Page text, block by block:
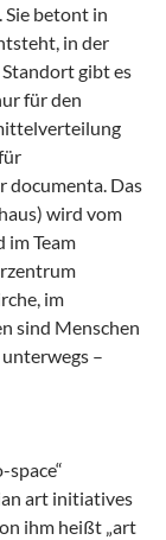
betont in
in der
gibt es
für den
documenta. Das
wird vom
im Team
im
sind Menschen
–
space“
art initiatives
ihm heißt „art